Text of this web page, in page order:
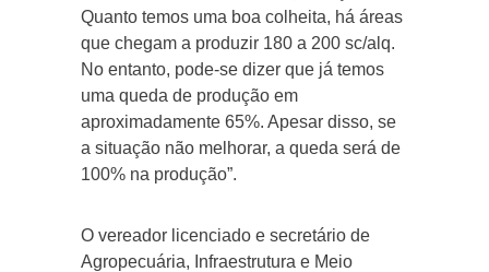
Quanto temos uma boa colheita, há áreas
que chegam a produzir 180 a 200 sc/alq.
No entanto, pode-se dizer que já temos
uma queda de produção em
aproximadamente 65%. Apesar disso, se
a situação não melhorar, a queda será de
100% na produção”.
O vereador licenciado e secretário de
Agropecuária, Infraestrutura e Meio